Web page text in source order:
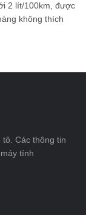
2 lít/100km, được
không thích
Các thông tin
tính